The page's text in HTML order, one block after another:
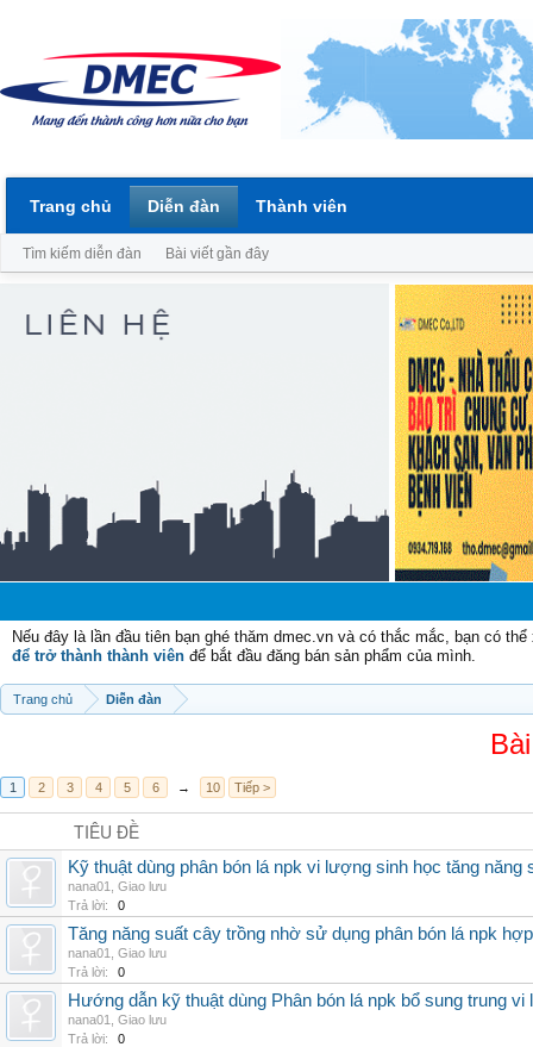
Nếu đây là lần đầu tiên bạn ghé thăm dmec.vn và có thắc mắc, bạn có
để trở thành thành viên để bắt đầu đăng bán sản phẩm của mình.
Trang chủ Diễn đàn
1 2 3 4 5 6 → 10 Tiếp >
TIÊU ĐỀ
Kỹ thuật dùng phân bón lá npk vi lượng sinh học tăng năng
nana01
Giao lưu
Trả lời:
0
Tăng năng suất cây trồng nhờ sử dụng phân bón lá npk
nana01
Giao lưu
Trả lời:
0
Hướng dẫn kỹ thuật dùng Phân bón lá npk bổ sung trung vi
nana01
Giao lưu
Trả lời:
0
Trang chủ Diễn đàn
Tìm kiếm diễn đàn Bài viết gần đây
Thành viên